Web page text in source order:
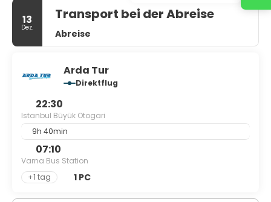
13
Dez.
Transport bei der Abreise
Abreise
Arda Tur
Direktflug
22:30
Istanbul Büyük Otogari
9h 40min
07:10
Varna Bus Station
+1 tag
1 PC